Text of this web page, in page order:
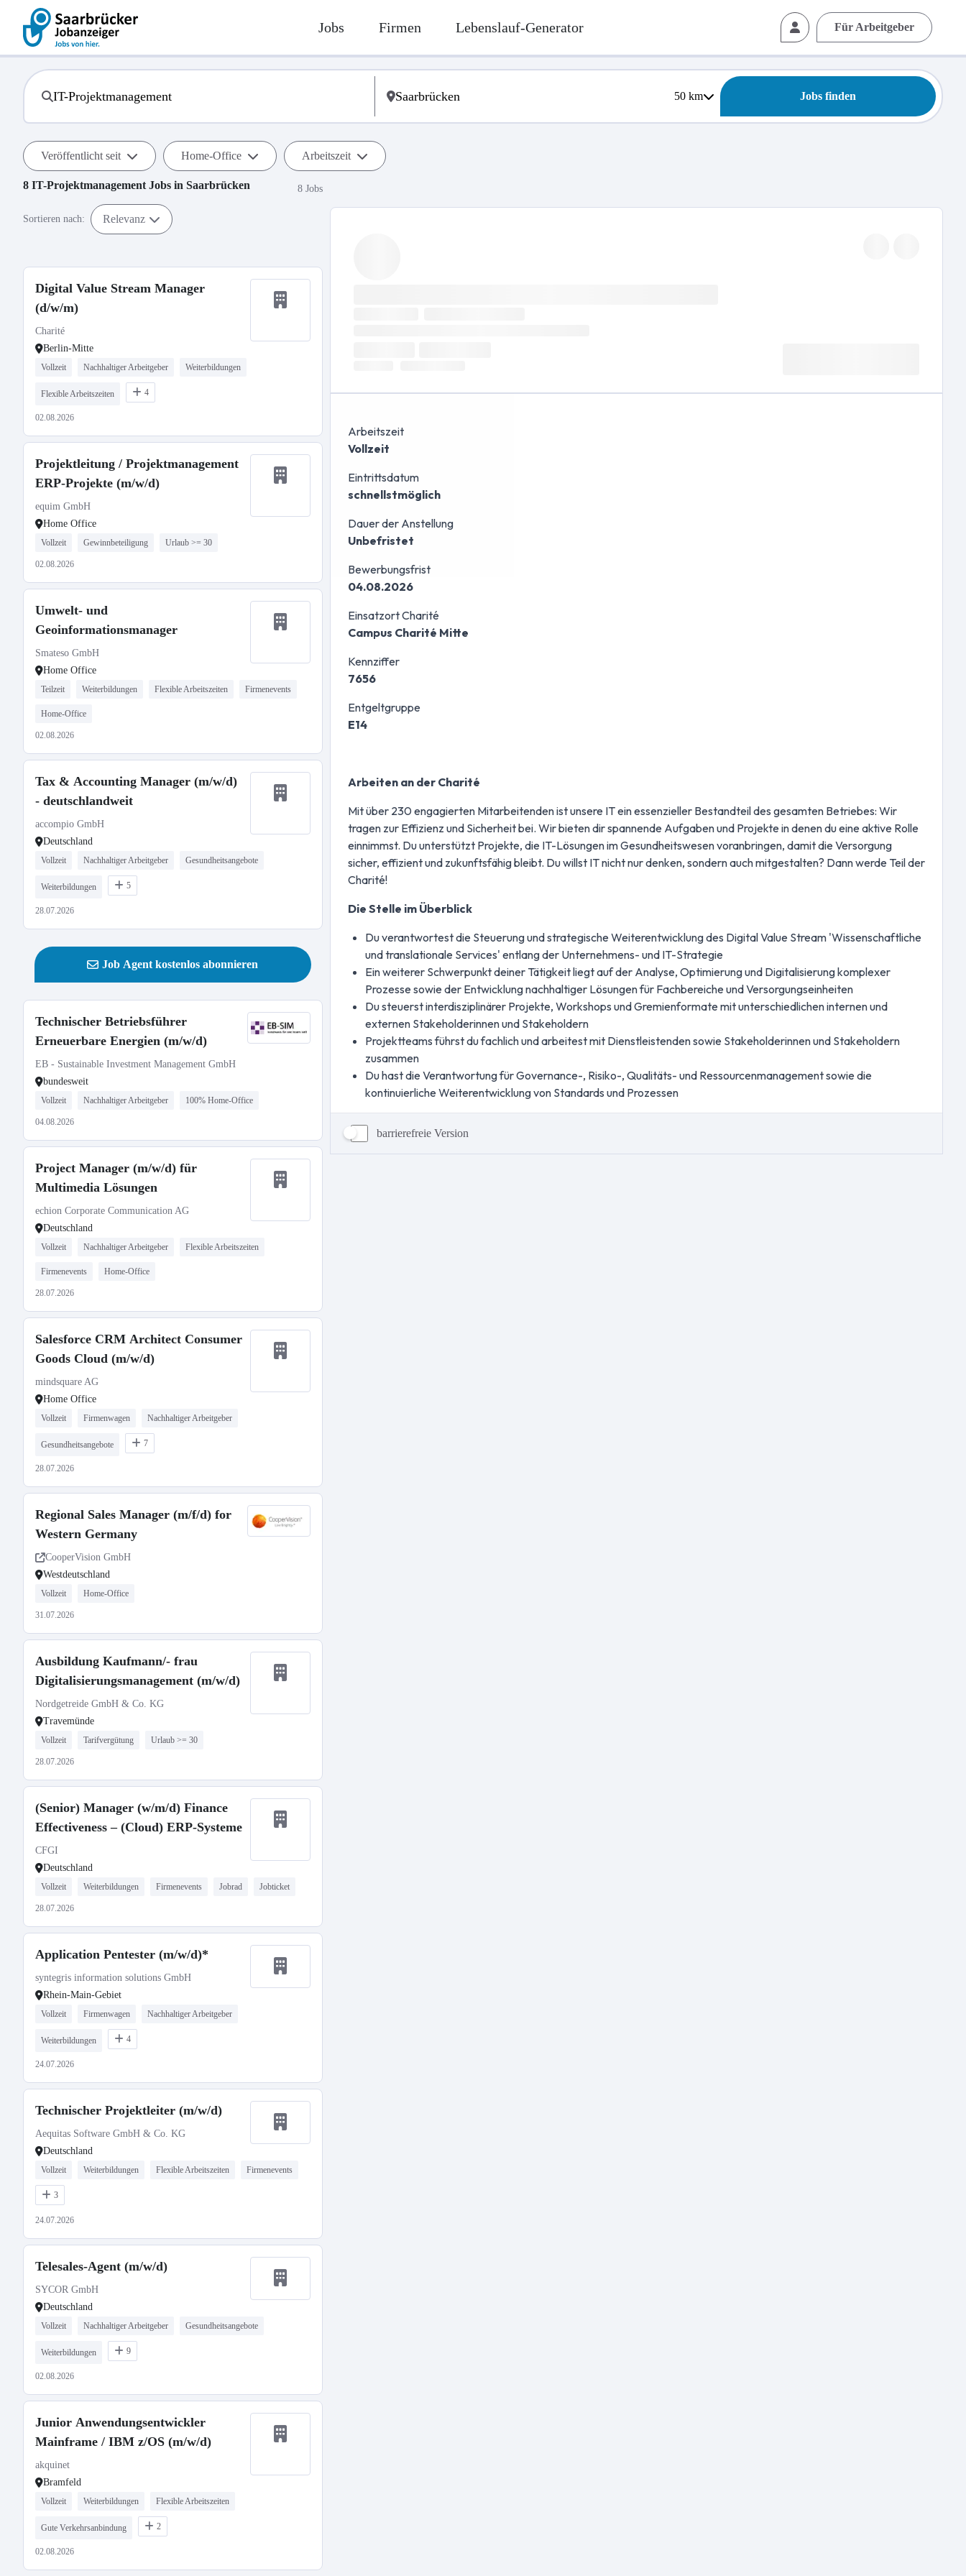
Jobs Firmen Lebenslauf-Generator Für Arbeitgeber
50km Jobs finden
Veröffentlicht seit Home-Office Arbeitszeit
8 IT-Projektmanagement Jobs in Saarbrücken 8 Jobs
Sortieren nach: Relevanz
Digital Value Stream Manager
(d/w/m)
Charité
Berlin-Mitte
Vollzeit Nachhaltiger Arbeitgeber Weiterbildungen
Flexible Arbeitszeiten 4
02.08.2026
Projektleitung / Projektmanagement
ERP-Projekte (m/w/d)
equim GmbH
Home Office
Vollzeit Gewinnbeteiligung Urlaub >= 30
02.08.2026
Umwelt- und
Geoinformationsmanager
Smateso GmbH
Home Office
Teilzeit Weiterbildungen Flexible Arbeitszeiten Firmenevents
Home-Office
02.08.2026
Tax & Accounting Manager (m/w/d)
- deutschlandweit
accompio GmbH
Deutschland
Vollzeit Nachhaltiger Arbeitgeber Gesundheitsangebote
Weiterbildungen 5
28.07.2026
Job Agent kostenlos abonnieren
Technischer Betriebsführer
Erneuerbare Energien (m/w/d)
EB - Sustainable Investment Management GmbH
bundesweit
Vollzeit Nachhaltiger Arbeitgeber 100% Home-Office
04.08.2026
Project Manager (m/w/d) für
Multimedia Lösungen
echion Corporate Communication AG
Deutschland
Vollzeit Nachhaltiger Arbeitgeber Flexible Arbeitszeiten
Firmenevents Home-Office
28.07.2026
Salesforce CRM Architect Consumer
Goods Cloud (m/w/d)
mindsquare AG
Home Office
Vollzeit Firmenwagen Nachhaltiger Arbeitgeber
Gesundheitsangebote 7
28.07.2026
Regional Sales Manager (m/f/d) for
Western Germany
CooperVision GmbH
Westdeutschland
Vollzeit Home-Office
31.07.2026
Ausbildung Kaufmann/- frau
Digitalisierungsmanagement (m/w/d)
Nordgetreide GmbH & Co. KG
Travemünde
Vollzeit Tarifvergütung Urlaub >= 30
28.07.2026
(Senior) Manager (w/m/d) Finance
Effectiveness – (Cloud) ERP-Systeme
CFGI
Deutschland
Vollzeit Weiterbildungen Firmenevents Jobrad Jobticket
28.07.2026
Application Pentester (m/w/d)*
syntegris information solutions GmbH
Rhein-Main-Gebiet
Vollzeit Firmenwagen Nachhaltiger Arbeitgeber
Weiterbildungen 4
24.07.2026
Technischer Projektleiter (m/w/d)
Aequitas Software GmbH & Co. KG
Deutschland
Vollzeit Weiterbildungen Flexible Arbeitszeiten Firmenevents
3
24.07.2026
Telesales-Agent (m/w/d)
SYCOR GmbH
Deutschland
Vollzeit Nachhaltiger Arbeitgeber Gesundheitsangebote
Weiterbildungen 9
02.08.2026
Junior Anwendungsentwickler
Mainframe / IBM z/OS (m/w/d)
akquinet
Bramfeld
Vollzeit Weiterbildungen Flexible Arbeitszeiten
Gute Verkehrsanbindung 2
02.08.2026
barrierefreie Version